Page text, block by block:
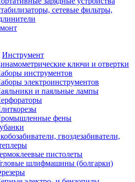
сетевые фильтры,
Инструмент
ключи и отвертки
инструментов
электроинструментов
и паяльные лампы
фены
гвоздезабиватели,
пистолеты
шлифмашины (болгарки)